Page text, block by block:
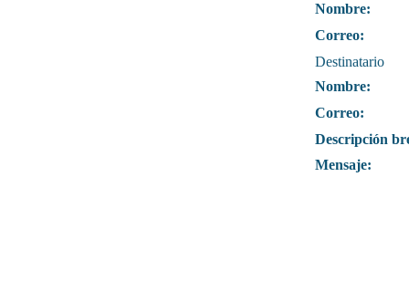
Nombre:
Correo:
Destinatario
Nombre:
Correo:
Descripción
Mensaje: